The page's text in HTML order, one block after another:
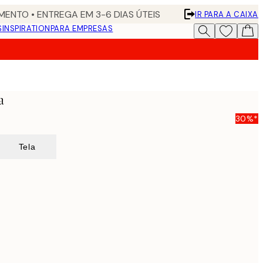
• ENTREGA EM 3-6 DIAS ÚTEIS
IR PARA A CAIXA
INSPIRATIONPARA EMPRESAS
30%*
Tela